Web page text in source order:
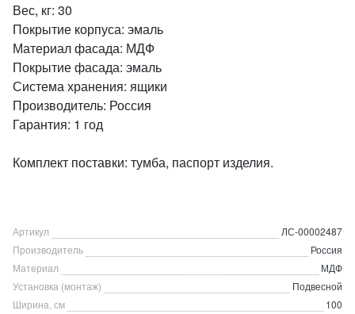
Вес, кг: 30
Покрытие корпуса: эмаль
Материал фасада: МДФ
Покрытие фасада: эмаль
Система хранения: ящики
Производитель: Россия
Гарантия: 1 год
Комплект поставки: тумба, паспорт изделия.
Артикул
ЛС-00002487
Производитель
Россия
Материал
МДФ
Установка (монтаж)
Подвесной
Ширина, см
100